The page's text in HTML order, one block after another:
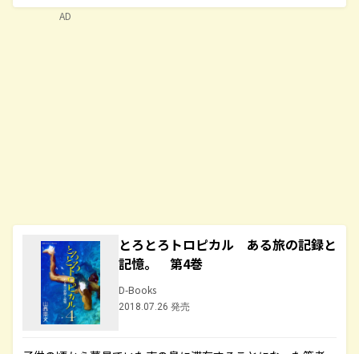
とろとろトロピカル ある旅の記録と
記憶。 第4巻
D-Books
2018.07.26 発売
AD